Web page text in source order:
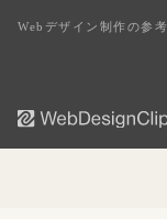
Webデザイン制作の参